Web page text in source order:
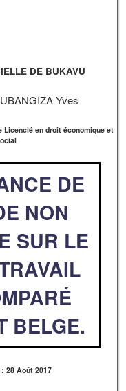
DE BUKAVU
Yves
Licencié en droit économique et
DE
NON
SUR LE
BELGE.
28 Août 2017